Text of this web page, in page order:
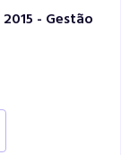
- Gestão